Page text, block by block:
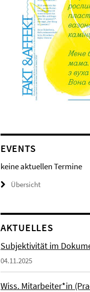
EVENTS
keine aktuellen Termine
Übersicht
AKTUELLES
Subjektivität im
04.11.2025
Wiss. Mitarbeiter*in